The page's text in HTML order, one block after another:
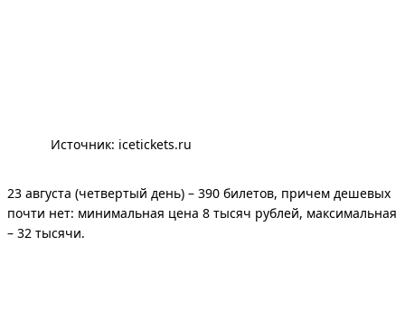
Источник: icetickets.ru
23 августа (четвертый день) – 390 билетов, причем дешевых
почти нет: минимальная цена 8 тысяч рублей, максимальная
– 32 тысячи.